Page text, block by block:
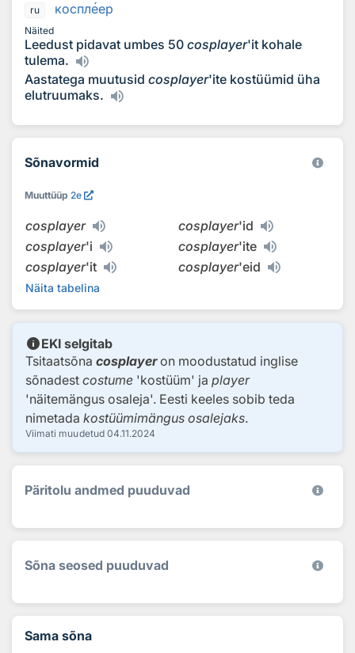
ru
косплеер
Näited
Leedust pidavat umbes 50 cosplayer'it kohale
tulema.
Aastatega muutusid cosplayer'ite kostüümid üha
elutruumaks.
Sõnavormid
Muuttüüp 2e
cosplayer cosplayer'id
cosplayer'i cosplayer'ite
cosplayer'it cosplayer'eid
Näita tabelina
infoEKI selgitab
Tsitaatsõna cosplayeron moodustatud inglise
sõnadest costume 'kostüüm' ja player
'näitemängus osaleja'. Eesti keeles sobib teda
nimetada kostüümimängus osalejaks.
Viimati muudetud 04.11.2024
Päritolu andmed puuduvad
Sõna seosed puuduvad
Sama sõna